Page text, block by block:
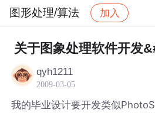
图形处理/算法 加入
社区 图形处理/算法 帖子
关于图象处理软件开发
qyh1211
2009-03-05
我的毕业设计要开发类似